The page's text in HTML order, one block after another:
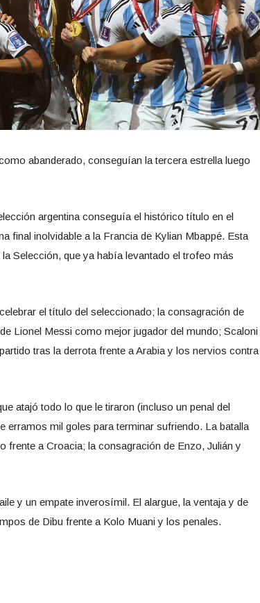
abanderado, conseguían la tercera estrella luego
argentina conseguía el histórico título en el
final inolvidable a la Francia de Kylian Mbappé. Esta
Selección, que ya había levantado el trofeo más
el título del seleccionado; la consagración de
Lionel Messi como mejor jugador del mundo; Scaloni
tras la derrota frente a Arabia y los nervios contra
atajó todo lo que le tiraron (incluso un penal del
erramos mil goles para terminar sufriendo. La batalla
frente a Croacia; la consagración de Enzo, Julián y
y un empate inverosímil. El alargue, la ventaja y de
de Dibu frente a Kolo Muani y los penales.